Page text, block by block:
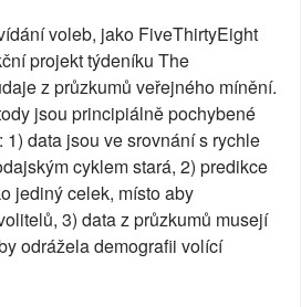
voleb, jako FiveThirtyEight
projekt týdeníku The
z průzkumů veřejného mínění.
jsou principiálně pochybené
data jsou ve srovnání s rychle
cyklem stará, 2) predikce
jediný celek, místo aby
3) data z průzkumů musejí
odrážela demografii volící